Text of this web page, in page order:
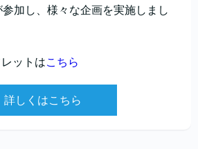
加し、様々な企画を実施しまし
ットはこちら
詳しくはこちら